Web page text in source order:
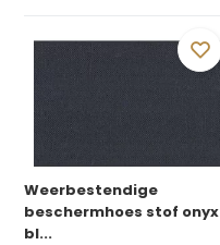
Weerbestendige
beschermhoes stof onyx
bl...